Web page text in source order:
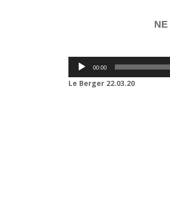
Lecteur
audio
00:00
Le Berger 22.03.20